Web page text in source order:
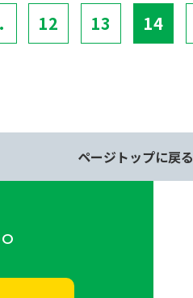
12 13 14
ページトップに戻る